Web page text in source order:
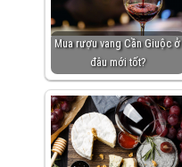
Mua rượu vang Cần Giuộc ở
đâu mới tốt?